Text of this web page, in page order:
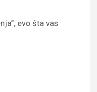
evo šta vas